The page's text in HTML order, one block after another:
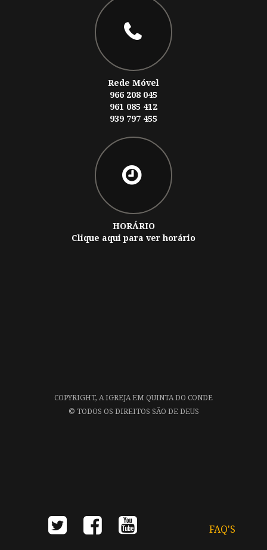
Rede Móvel
966 208 045
961 085 412
939 797 455
HORÁRIO
Clique aqui para ver horário
COPYRIGHT, A IGREJA EM QUINTA DO CONDE
© TODOS OS DIREITOS SÃO DE DEUS
FAQ'S